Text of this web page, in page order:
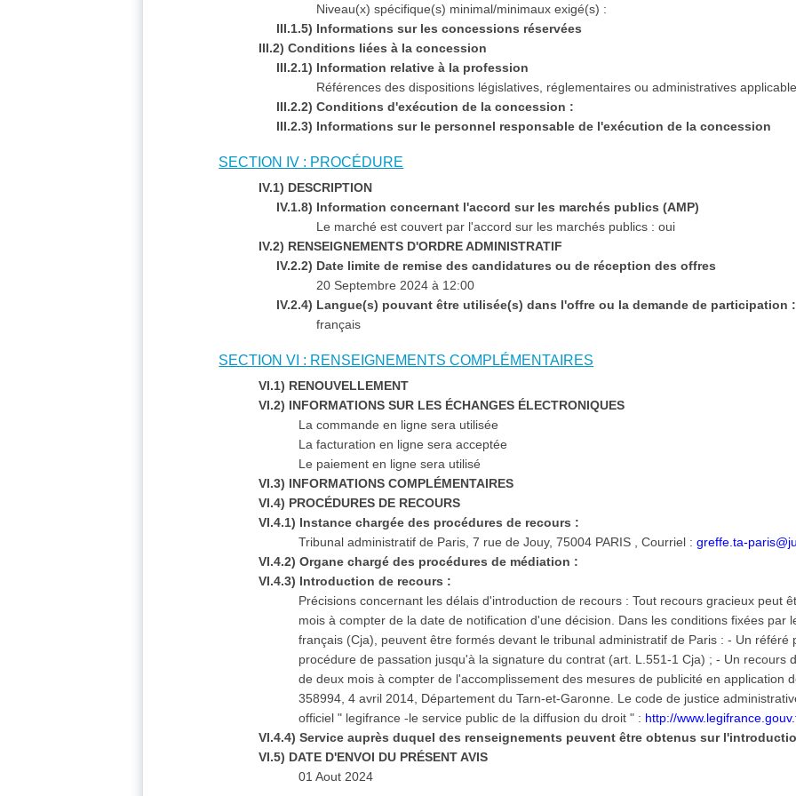
Niveau(x) spécifique(s) minimal/minimaux exigé(s) :
III.1.5) Informations sur les concessions réservées
III.2) Conditions liées à la concession
III.2.1) Information relative à la profession
Références des dispositions législatives, réglementaires ou administratives
III.2.2) Conditions d'exécution de la concession :
III.2.3) Informations sur le personnel responsable de l'exécution de la concession
SECTION IV : PROCÉDURE
IV.1) DESCRIPTION
IV.1.8) Information concernant l'accord sur les marchés publics (AMP)
Le marché est couvert par l'accord sur les marchés publics : oui
IV.2) RENSEIGNEMENTS D'ORDRE ADMINISTRATIF
IV.2.2) Date limite de remise des candidatures ou de réception des offres
20 Septembre 2024 à 12:00
IV.2.4) Langue(s) pouvant être utilisée(s) dans l'offre ou la demande de participation :
français
SECTION VI : RENSEIGNEMENTS COMPLÉMENTAIRES
VI.1) RENOUVELLEMENT
VI.2) INFORMATIONS SUR LES ÉCHANGES ÉLECTRONIQUES
La commande en ligne sera utilisée
La facturation en ligne sera acceptée
Le paiement en ligne sera utilisé
VI.3) INFORMATIONS COMPLÉMENTAIRES
VI.4) PROCÉDURES DE RECOURS
VI.4.1) Instance chargée des procédures de recours :
Tribunal administratif de Paris, 7 rue de Jouy, 75004 PARIS , Courriel :greffe.ta-
VI.4.2) Organe chargé des procédures de médiation :
VI.4.3) Introduction de recours :
Précisions concernant les délais d'introduction de recours : Tout recours gracieux peut
mois à compter de la date de notification d'une décision. Dans les conditions fixées par
français (Cja), peuvent être formés devant le tribunal administratif de Paris : - Un
procédure de passation jusqu'à la signature du contrat (art. L.551-1 Cja) ; - Un recours
de deux mois à compter de l'accomplissement des mesures de publicité en application
358994, 4 avril 2014, Département du Tarn-et-Garonne. Le code de justice
officiel " legifrance -le service public de la diffusion du droit " : http://
VI.4.4) Service auprès duquel des renseignements peuvent être obtenus sur
VI.5) DATE D'ENVOI DU PRÉSENT AVIS
01 Aout 2024